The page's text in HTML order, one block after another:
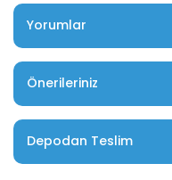
Yorumlar
Önerileriniz
Depodan Teslim